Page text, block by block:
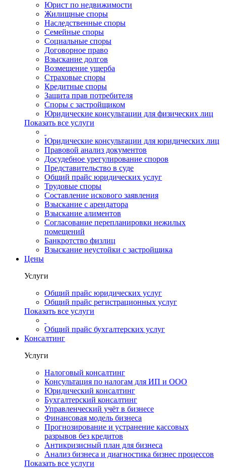
Юрист по недвижимости
Жилищные споры
Наследственные споры
Семейные споры
Социальные споры
Договорное право
Взыскание долгов
Возмещение ущерба
Страховые споры
Кредитные споры
Защита прав потребителя
Споры с застройщиком
Юридические консультации для физических лиц
Показать все услуги
Юридические консультации для юридических лиц
Правовой анализ документов
Досудебное урегулирование споров
Представительство в суде
Общий прайс юридических услуг
Трудовые споры
Составление искового заявления
Взыскание с арендатора
Взыскание алиментов
Cогласование перепланировки нежилых
помещений
Банкротство физлиц
Взыскание неустойки с застройщика
Цены
Услуги
Общий прайс юридических услуг
Общий прайс регистрационных услуг
Показать все услуги
Общий прайс бухгалтерских услуг
Консалтинг
Услуги
Налоговый консалтинг
Консультация по налогам для ИП и ООО
Юридический консалтинг
Бухгалтерский консалтинг
Управленческий учёт в бизнесе
Финансовая модель бизнеса
Прогнозирование и устранение кассовых
разрывов без кредитов
Антикризисный план для бизнеса
Анализ бизнеса и диагностика бизнес процессов
Показать все услуги